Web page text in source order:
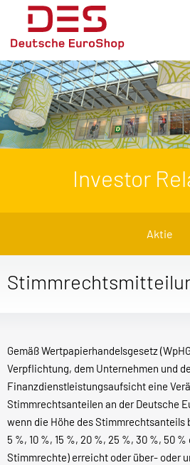
Investor
Aktie
Gemäß Wertpapierhandelsgesetz
Verpflichtung, dem Unternehmen und
Finanzdienstleistungsaufsicht eine
Stimmrechtsanteilen an der Deutsche
wenn die Höhe des Stimmrechtsanteils
5 %, 10 %, 15 %, 20 %, 25 %, 30 %, 50
Stimmrechte) erreicht oder über- oder